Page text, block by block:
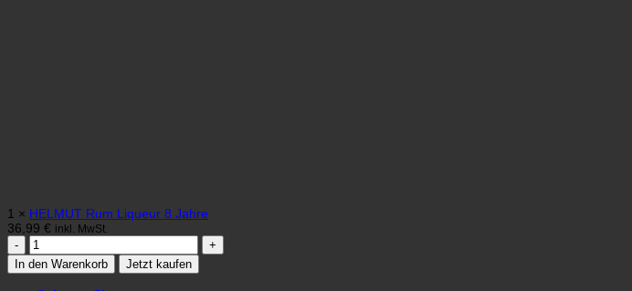
1 × HELMUT Rum Liqueur 8 Jahre
36,99 € inkl. MwSt.
HELMUT
Rum
Set
In den Warenkorb Jetzt kaufen